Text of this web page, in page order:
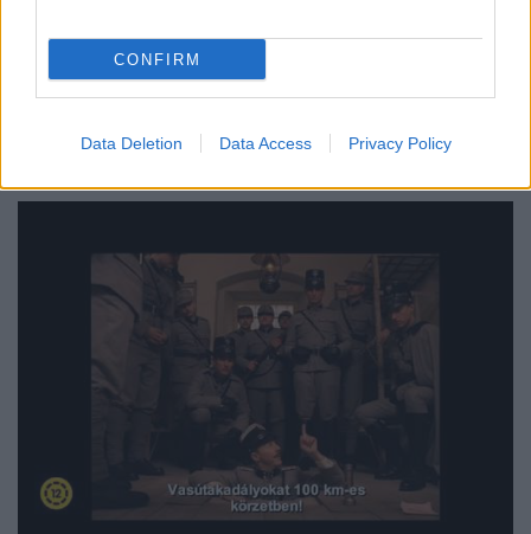
CONFIRM
Data Deletion Data Access Privacy Policy